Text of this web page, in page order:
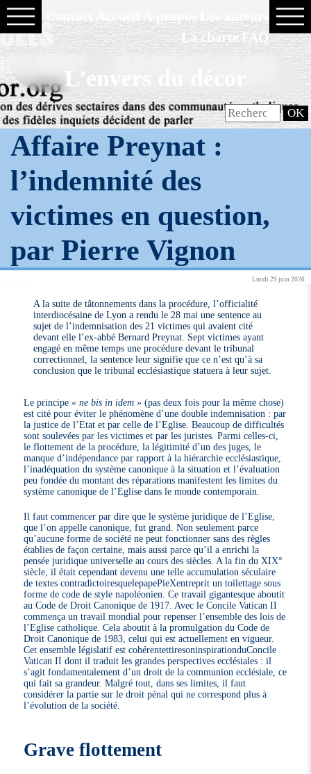
La charte FAQ
L’envers du décor
Affaire Preynat :
l’indemnité des
victimes en question,
par Pierre Vignon
Lundi 29 juin 2020
A la suite de tâtonnements dans la procédure, l’officialité
interdiocésaine de Lyon a rendu le 28 mai une sentence au
sujet de l’indemnisation des 21 victimes qui avaient cité
devant elle l’ex-abbé Bernard Preynat. Sept victimes ayant
engagé en même temps une procédure devant le tribunal
correctionnel, la sentence leur signifie que ce n’est qu’à sa
conclusion que le tribunal ecclésiastique statuera à leur sujet.
Le principe« ne bis in idem » (pas deux fois pour la même chose)
est cité pour éviter le phénomène d’une double indemnisation : par
la justice de l’Etat et par celle de l’Eglise. Beaucoup de difficultés
sont soulevées par les victimes et par les juristes. Parmi celles-ci,
le flottement de la procédure, la légitimité d’un des juges, le
manque d’indépendance par rapport à la hiérarchie ecclésiastique,
l’inadéquation du système canonique à la situation et l’évaluation
peu fondée du montant des réparations manifestent les limites du
système canonique de l’Eglise dans le monde contemporain.
Il faut commencer par dire que le système juridique de l’Eglise,
que l’on appelle canonique, fut grand. Non seulement parce
qu’aucune forme de société ne peut fonctionner sans des règles
établies de façon certaine, mais aussi parce qu’il a enrichi la
pensée juridique universelle au cours des siècles. A la fin du XIX°
siècle, il était cependant devenu une telle accumulation séculaire
de textes contradictoiresquelepapePieXentreprit un toilettage sous
forme de code de style napoléonien. Ce travail gigantesque aboutit
au Code de Droit Canonique de 1917. Avec le Concile Vatican II
commença un travail mondial pour repenser l’ensemble des lois de
l’Eglise catholique. Cela aboutit à la promulgation du Code de
Droit Canonique de 1983, celui qui est actuellement en vigueur.
Cet ensemble législatif est cohérentettiresoninspirationduConcile
Vatican II dont il traduit les grandes perspectives ecclésiales : il
s’agit fondamentalement d’un droit de la communion ecclésiale, ce
qui fait sa grandeur. Malgré tout, dans ses limites, il faut
considérer la partie sur le droit pénal qui ne correspond plus à
l’évolution de la société.
Grave flottement